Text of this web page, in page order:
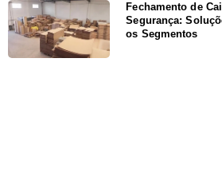
Fechamento de
Segurança:
os Segmentos